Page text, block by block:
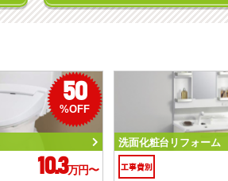
50
%OFF
10.3万円〜
洗面化粧台リフォーム
工事費別